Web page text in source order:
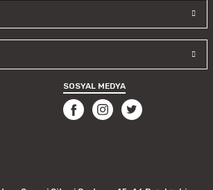
alternatifler olmalı.
Gönder
SOSYAL MEDYA